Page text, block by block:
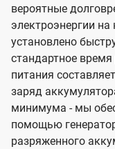
вероятные
электроэнергии
установлено
стандартное время
питания
заряд
минимума - мы
помощью
разряженного